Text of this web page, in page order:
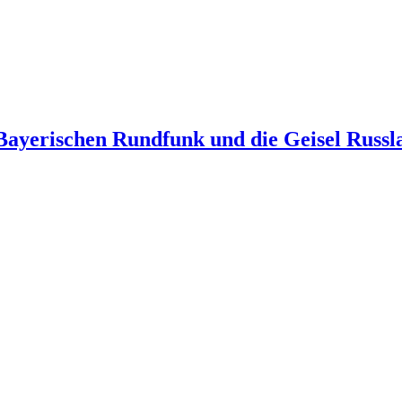
Rundfunk und die Geisel